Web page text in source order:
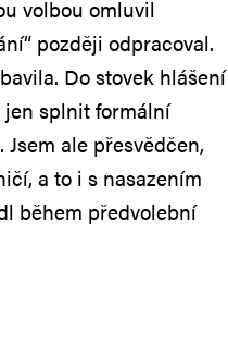
volbou omluvil
později odpracoval.
Do stovek hlášení
jen splnit formální
ale přesvědčen,
a to i s nasazením
během předvolební